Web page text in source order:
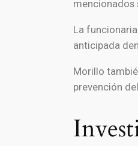
mencionados
La
anticipada
Morillo
prevención